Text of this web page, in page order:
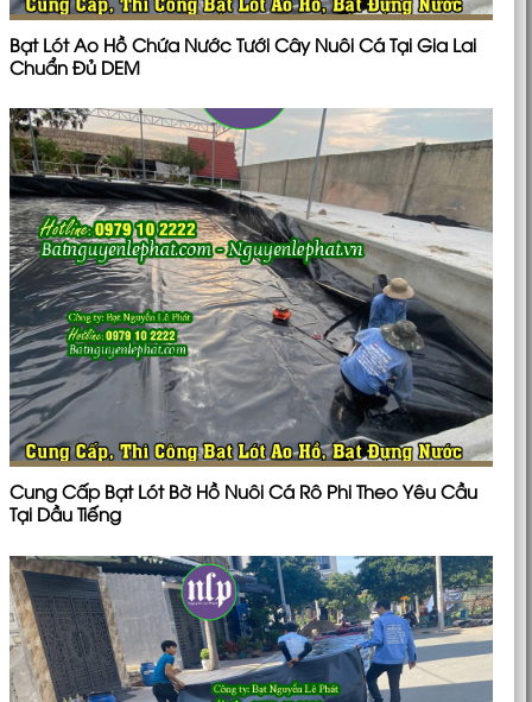
Bạt Lót Ao Hồ Chứa Nước Tưới Cây Nuôi Cá Tại Gia Lai
Chuẩn Đủ DEM
Cung Cấp Bạt Lót Bờ Hồ Nuôi Cá Rô Phi Theo Yêu Cầu
Tại Dầu Tiếng